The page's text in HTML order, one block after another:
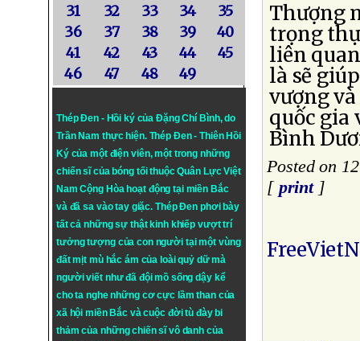
31
32 33 34
35
36
37 38 39
40
41
42 43 44
45
46
47 48 49
Thép Đen - Hồi ký của Đặng Chí Bình, do
Trần Nam thực hiện. Thép Đen- Thiên Hồi
Ký của một điện viên, một trong những
chiến sĩ của bóng tối thuộc Quân Lực Việt
Nam Cộng Hòa hoạt động tại miền Bắc
và đã sa vào tay giặc. Thép Đen phơi bày
tất cả những sự thật kinh khiếp vượt trí
tưởng tượng của con người tại một vùng
đất mịt mù hắc ám của loài quỷ dữ mà
người viết như đã đội mồ sống dậy kể
cho ta nghe những cơ cực lầm than của
xã hội miền Bắc và cuộc đời tù đày bi
thảm của những chiến sĩ vô danh của
Thượng
trọng
liên
là sẽ
vượng
quốc gia
Bình
Posted on
[ print]